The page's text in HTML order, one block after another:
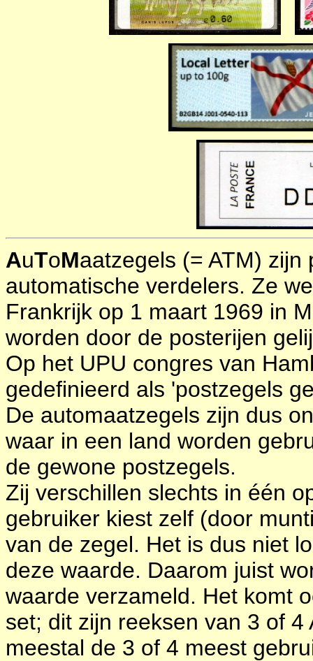
AuToMaatzegels (= ATM)
automatische verdelers. Ze
Frankrijk op 1 maart 1969 in
worden door de posterijen
Op het UPU congres van
gedefinieerd als 'postzegels
De automaatzegels zijn dus
waar in een land worden
de gewone postzegels.
Zij verschillen slechts in één
gebruiker kiest zelf (door
van de zegel. Het is dus niet
deze waarde. Daarom juist
waarde verzameld. Het komt
set; dit zijn reeksen van 3 of
meestal de 3 of 4 meest